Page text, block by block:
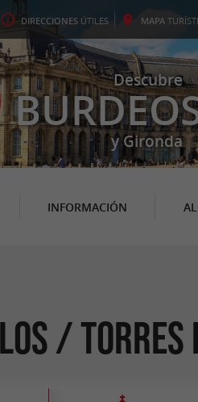
DIRECCIONES ÚTILES MAPA
Descubre
y Gironda
INFORMACIÓN
/ Torres